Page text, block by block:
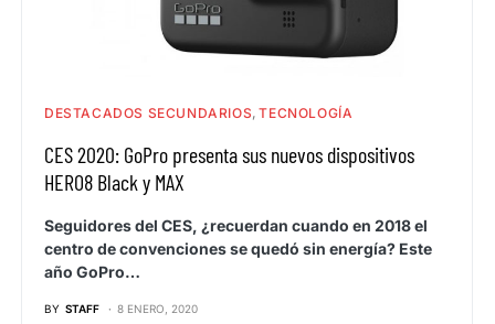
DESTACADOS SECUNDARIOS TECNOLOGÍA
CES 2020: GoPro presenta sus nuevos dispositivos
HERO8 Black y MAX
Seguidores del CES, ¿recuerdan cuando en 2018 el
centro de convenciones se quedó sin energía? Este
año GoPro…
BY STAFF 8 ENERO, 2020